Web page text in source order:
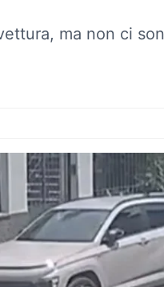
ma non ci